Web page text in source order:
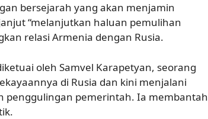
bersejarah yang akan menjamin
“melanjutkan haluan pemulihan
relasi Armenia dengan Rusia.
oleh Samvel Karapetyan, seorang
di Rusia dan kini menjalani
pemerintah. Ia membantah